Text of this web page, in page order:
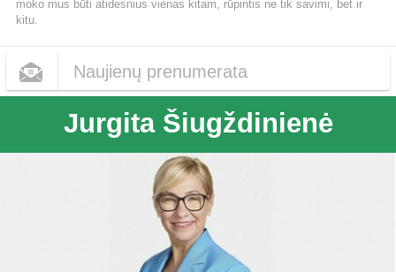
moko mus būti atidesnius vienas kitam, rūpintis ne tik savimi, bet ir
kitu.
Naujienų prenumerata
Kas dieną
Kas savaitę
Kas mėnesį
Jurgita Šiugždinienė